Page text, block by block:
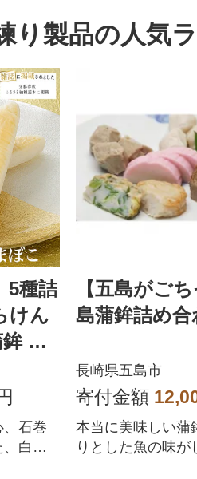
り製品の人気
5種詰
けん
か
県
、石巻
白謙
【五島がご
島蒲鉾詰め合
長崎県五島市
寄付金額
本当に美味しい蒲
りとした魚の味が